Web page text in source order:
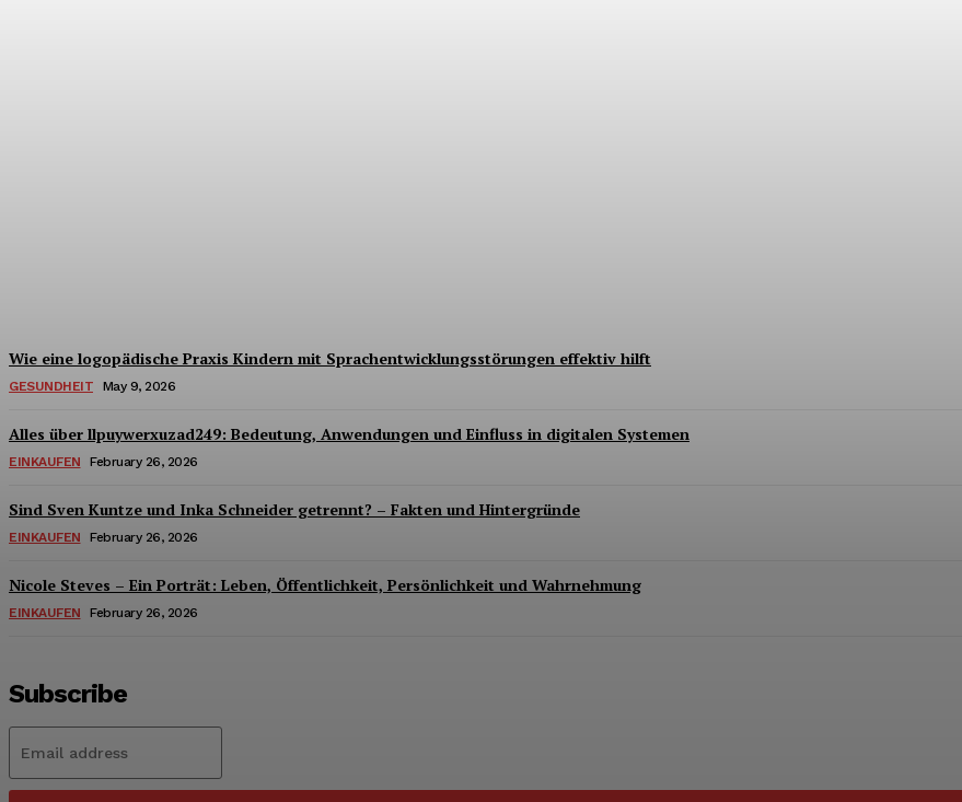
Wie eine logopädische Praxis Kindern mit Sprachentwicklungsstörungen effektiv hilft
GESUNDHEIT May 9, 2026
Alles über llpuywerxuzad249: Bedeutung, Anwendungen und Einfluss in digitalen Systemen
EINKAUFEN February 26, 2026
Sind Sven Kuntze und Inka Schneider getrennt? – Fakten und Hintergründe
EINKAUFEN February 26, 2026
Nicole Steves – Ein Porträt: Leben, Öffentlichkeit, Persönlichkeit und Wahrnehmung
EINKAUFEN February 26, 2026
Subscribe